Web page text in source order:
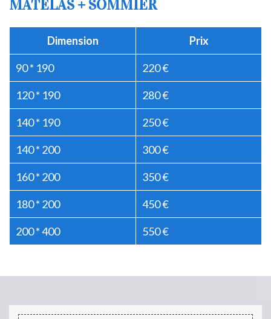
MATELAS + SOMMIER
Dimension Prix
90 * 190 220 €
120 * 190 280 €
140 * 190 250 €
140 * 200 300 €
160 * 200 350 €
180 * 200 450 €
200 * 400 550 €